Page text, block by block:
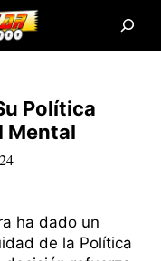
a
Política
Mental
ha dado un
de la Política